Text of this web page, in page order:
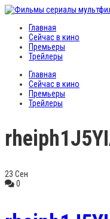
Главная
Сейчас в кино
Премьеры
Трейлеры
Главная
Сейчас в кино
Премьеры
Трейлеры
23 Сен
0